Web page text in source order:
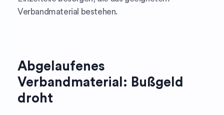
Verbandmaterial bestehen.
Abgelaufenes
Verbandmaterial: Bußgeld
droht